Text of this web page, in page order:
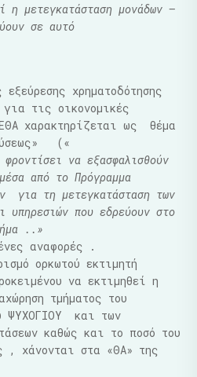
η μετεγκατάσταση μονάδων –
σε αυτό
χρηματοδότησης
τις οικονομικές
χαρακτηρίζεται ως
θέμα
(«
να εξασφαλισθούν
από το Πρόγραμμα
για τη μετεγκατάσταση των
υπηρεσιών που εδρεύουν στο
..»
αναφορές .
ορκωτού εκτιμητή
να εκτιμηθεί η
τμήματος του
ΨΥΧΟΓΙΟΥ
και των
καθώς και το ποσό του
, χάνονται στα «ΘΑ» της